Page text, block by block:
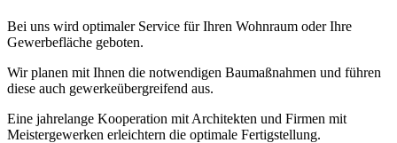
Bei uns wird optimaler Service für Ihren Wohnraum oder Ihre
Gewerbefläche geboten.
Wir planen mit Ihnen die notwendigen Baumaßnahmen und führen
diese auch gewerkeübergreifend aus.
Eine jahrelange Kooperation mit Architekten und Firmen mit
Meistergewerken erleichtern die optimale Fertigstellung.